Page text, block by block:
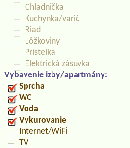
Chladnička
Kuchynka/varič
Riad
Lôžkoviny
Prístelka
Elektrická zásuvka
Vybavenie izby/apartmány:
Sprcha
WC
Voda
Vykurovanie
Internet/WiFi
TV